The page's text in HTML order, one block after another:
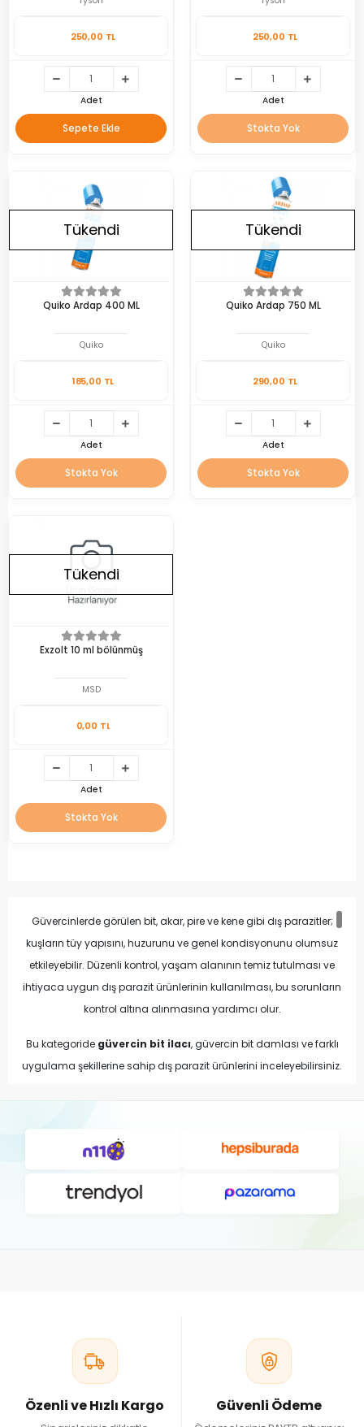
250,00 TL
Adet
Sepete Ekle
250,00 TL
Adet
Stokta Yok
Tükendi
Quiko Ardap 400 ML
Quiko
185,00 TL
Adet
Stokta Yok
Tükendi
Quiko Ardap 750 ML
Quiko
290,00 TL
Adet
Stokta Yok
Tükendi
Exzolt 10 ml bölünmüş
MSD
0,00 TL
Adet
Stokta Yok
Güvercinlerde görülen bit, akar, pire ve kene gibi dış parazitler;
kuşların tüy yapısını, huzurunu ve genel kondisyonunu olumsuz
etkileyebilir. Düzenli kontrol, yaşam alanının temiz tutulması ve
ihtiyaca uygun dış parazit ürünlerinin kullanılması, bu sorunların
kontrol altına alınmasına yardımcı olur.
Bu kategoride güvercin bit ilacı, güvercin bit damlası ve farklı
uygulama şekillerine sahip dış parazit ürünlerini inceleyebilirsiniz.
ambalaj üzerindeki kullanım talimatlarının dikkatle incelenmesi
Güvercinlerde Dış Parazit Nedir?
tünekler, folluklar, taşıma kafesleri, yemlik çevreleri ve kümes
içerisindeki küçük çatlaklar da dış parazitlerin saklanabileceği
alanlardır. Bu nedenle dış parazitlerle mücadele yalnızca kuşa
ürün uygulanmasıyla sınırlı tutulmamalıdır.
Özenli ve Hızlı Kargo Güvenli Ödeme